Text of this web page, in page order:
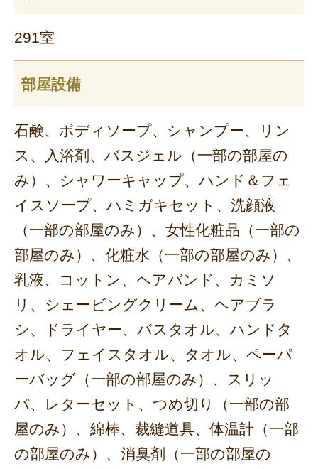
291室
部屋設備
石鹸、ボディソープ、シャンプー、リン
ス、入浴剤、バスジェル（一部の部屋の
み）、シャワーキャップ、ハンド＆フェ
イスソープ、ハミガキセット、洗顔液
（一部の部屋のみ）、女性化粧品（一部の
部屋のみ）、化粧水（一部の部屋のみ）、
乳液、コットン、ヘアバンド、カミソ
リ、シェービングクリーム、ヘアブラ
シ、ドライヤー、バスタオル、ハンドタ
オル、フェイスタオル、タオル、ペーパ
ーバッグ（一部の部屋のみ）、スリッ
パ、レターセット、つめ切り（一部の部
屋のみ）、綿棒、裁縫道具、体温計（一部
の部屋のみ）、消臭剤（一部の部屋の